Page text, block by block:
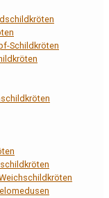
Schildkröten